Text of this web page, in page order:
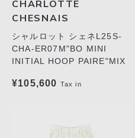
CHARLOTTE
CHESNAIS
シャルロット シェネL25S-
CHA-ER07M"BO MINI
INITIAL HOOP PAIRE"MIX
¥105,600 Tax in